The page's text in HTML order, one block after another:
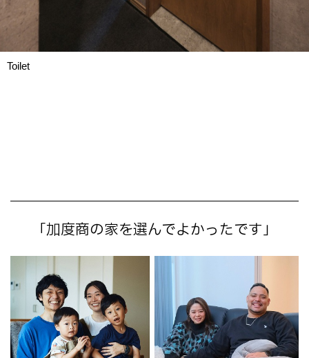
Toilet
「加度商の家を選んでよかったです」